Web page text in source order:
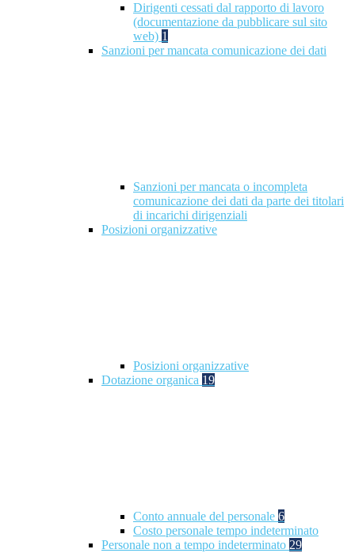
Dirigenti cessati dal rapporto di lavoro
(documentazione da pubblicare sul sito
web) 1
Sanzioni per mancata comunicazione dei dati
Sanzioni per mancata o incompleta
comunicazione dei dati da parte dei titolari
di incarichi dirigenziali
Posizioni organizzative
Posizioni organizzative
Dotazione organica 19
Conto annuale del personale 6
Costo personale tempo indeterminato
Personale non a tempo indeterminato 29